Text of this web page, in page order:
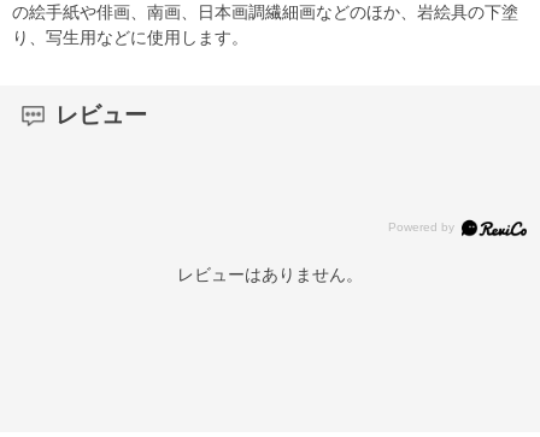
の絵手紙や俳画、南画、日本画調繊細画などのほか、岩絵具の下塗
り、写生用などに使用します。
レビュー
レビューはありません。